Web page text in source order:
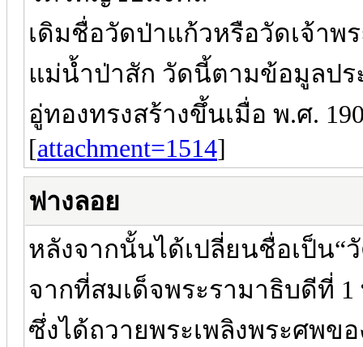
เดิมชื่อวัดป่าแก้วหรือวัดเจ้าพ
แม่น้ำป่าสัก วัดนี้ตามข้อมูลปร
อู่ทองทรงสร้างขึ้นเมื่อ พ.ศ.
[attachment=1514]
ฟางลอย
หลังจากนั้นได้เปลี่ยนชื่อเป็น“
จากที่สมเด็จพระรามาธิบดีที่
ซึ่งได้ถวายพระเพลิงพระศพข